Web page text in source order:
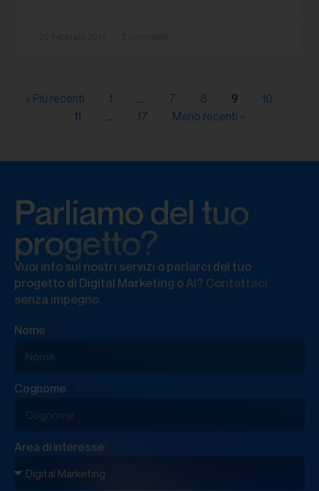
« Più recenti 1 … 7 8 9
10
11
… 17 Meno recenti »
Parliamo del tuo
progetto?
Vuoi info sui nostri servizi o parlarci del tuo
progetto di Digital Marketing o AI? Contattaci
senza impegno.
Nome
Cognome
Area di interesse